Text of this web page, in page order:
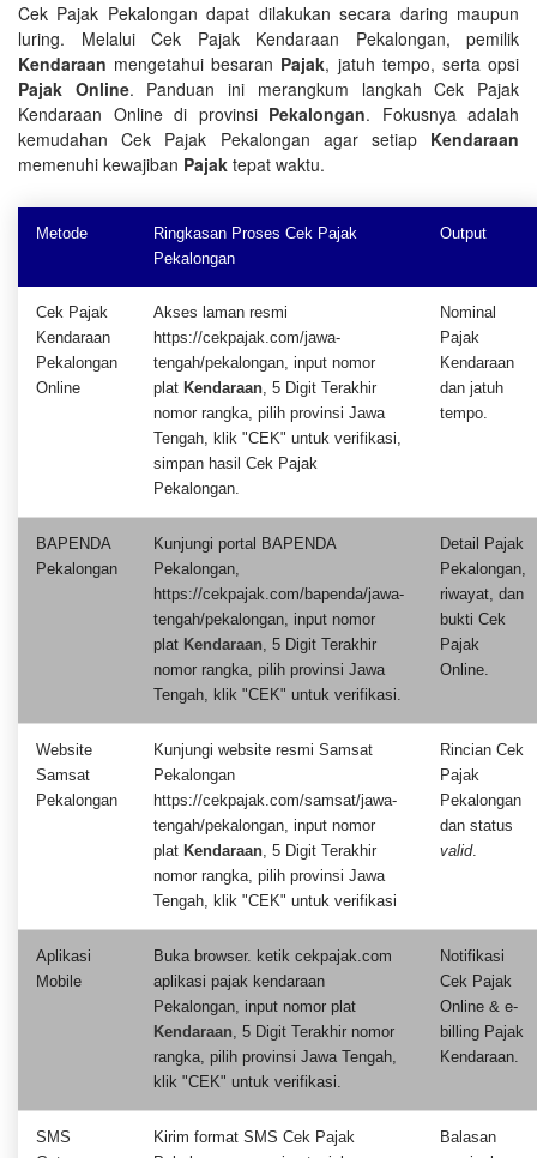
Cek Pajak Pekalongan dapat dilakukan secara daring maupun
luring. Melalui Cek Pajak Kendaraan Pekalongan, pemilik
Kendaraan mengetahui besaran Pajak, jatuh tempo, serta opsi
Pajak Online. Panduan ini merangkum langkah Cek Pajak
Kendaraan Online di provinsi Pekalongan. Fokusnya adalah
kemudahan Cek Pajak Pekalongan agar setiap Kendaraan
memenuhi kewajiban Pajak tepat waktu.
Metode
Ringkasan Proses Cek Pajak
Pekalongan
Output
Cek Pajak
Kendaraan
Pekalongan
Online
Akses laman resmi
https://cekpajak.com/jawa-
tengah/pekalongan, input nomor
plat Kendaraan, 5 Digit Terakhir
nomor rangka, pilih provinsi Jawa
Tengah, klik "CEK" untuk verifikasi,
simpan hasil Cek Pajak
Pekalongan.
Nominal
Pajak
Kendaraan
dan jatuh
tempo.
BAPENDA
Pekalongan
Kunjungi portal BAPENDA
Pekalongan,
https://cekpajak.com/bapenda/jawa-
tengah/pekalongan, input nomor
plat Kendaraan, 5 Digit Terakhir
nomor rangka, pilih provinsi Jawa
Tengah, klik "CEK" untuk verifikasi.
Detail Pajak
Pekalongan,
riwayat, dan
bukti Cek
Pajak
Online.
Website
Samsat
Pekalongan
Kunjungi website resmi Samsat
Pekalongan
https://cekpajak.com/samsat/jawa-
tengah/pekalongan, input nomor
plat Kendaraan, 5 Digit Terakhir
nomor rangka, pilih provinsi Jawa
Tengah, klik "CEK" untuk verifikasi
Rincian Cek
Pajak
Pekalongan
dan status
valid.
Aplikasi
Mobile
Buka browser. ketik cekpajak.com
aplikasi pajak kendaraan
Pekalongan, input nomor plat
Kendaraan, 5 Digit Terakhir nomor
rangka, pilih provinsi Jawa Tengah,
klik "CEK" untuk verifikasi.
Notifikasi
Cek Pajak
Online & e-
billing Pajak
Kendaraan.
SMS
Kirim format SMS Cek Pajak
Balasan